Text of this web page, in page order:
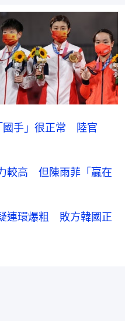
國手」很正常 陸官
較高 但陳雨菲「贏在
連環爆粗 敗方韓國正